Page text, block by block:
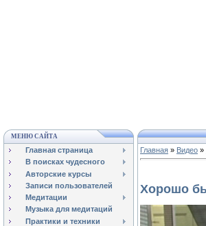
МЕНЮ САЙТА
Главная страница
В поисках чудесного
Авторские курсы
Записи пользователей
Медитации
Музыка для медитаций
Практики и техники
Главная » Видео »
Хорошо